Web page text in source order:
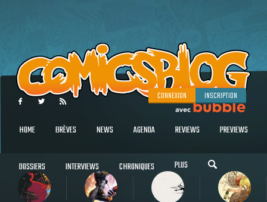
CONNEXION INSCRIPTION
HOME BRÈVES NEWS AGENDA REVIEWS PREVIEWS
DOSSIERS INTERVIEWS CHRONIQUES PLUS